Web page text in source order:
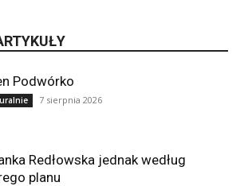
Podwórko
7 sierpnia 2026
Redłowska jednak według
planu